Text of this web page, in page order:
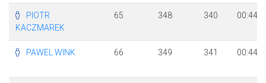
PIOTR
KACZMAREK
65 348 340
PAWEL WINK 66 349 341